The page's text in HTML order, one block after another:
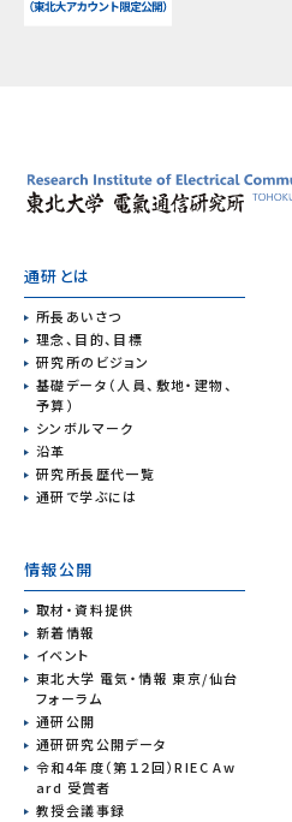
通研とは
所長あいさつ
理念、目的、目標
研究所のビジョン
基礎データ（人員、敷地・建物、
予算）
シンボルマーク
沿革
研究所長歴代一覧
通研で学ぶには
情報公開
取材・資料提供
新着情報
イベント
東北大学 電気・情報 東京/仙台
フォーラム
通研公開
通研研究公開データ
令和4年度（第１２回）RIEC Aw
ard 受賞者
教授会議事録